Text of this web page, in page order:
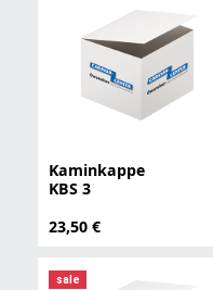
Kaminkappe
KBS 3
23,50 €
sale